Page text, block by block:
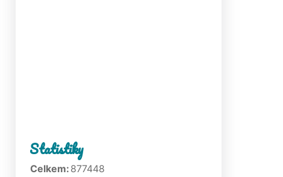
Statistiky
Celkem: 877448